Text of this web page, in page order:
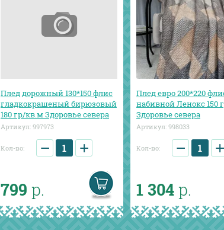
Плед дорожный 130*150 флис
гладкокрашеный бирюзовый
180 гр/кв.м Здоровье севера
Артикул: 997973
Кол-во: − +
799 р.
Плед евро 200*220
набивной Ленокс 150
Здоровье севера
Артикул: 998033
Кол-во: − +
1 304 р.